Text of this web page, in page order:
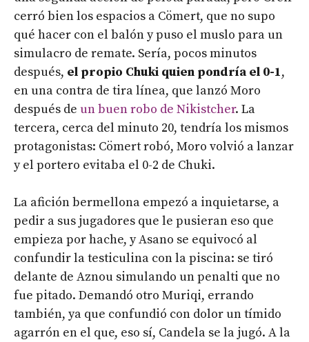
cerró bien los espacios a Cömert, que no supo
qué hacer con el balón y puso el muslo para un
simulacro de remate. Sería, pocos minutos
después, el propio Chuki quien pondría el 0-1,
en una contra de tira línea, que lanzó Moro
después de un buen robo de Nikistcher. La
tercera, cerca del minuto 20, tendría los mismos
protagonistas: Cömert robó, Moro volvió a lanzar
y el portero evitaba el 0-2 de Chuki.
La afición bermellona empezó a inquietarse, a
pedir a sus jugadores que le pusieran eso que
empieza por hache, y Asano se equivocó al
confundir la testiculina con la piscina: se tiró
delante de Aznou simulando un penalti que no
fue pitado. Demandó otro Muriqi, errando
también, ya que confundió con dolor un tímido
agarrón en el que, eso sí, Candela se la jugó. A la